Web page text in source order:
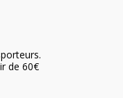
de 60€